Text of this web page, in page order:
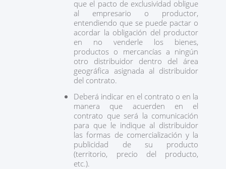
que el pacto de exclusividad obligue
al empresario o productor,
entendiendo que se puede pactar o
acordar la obligación del productor
en no venderle los bienes,
productos o mercancías a ningún
otro distribuidor dentro del área
geográfica asignada al distribuidor
del contrato.
Deberá indicar en el contrato o en la
manera que acuerden en el
contrato que será la comunicación
para que le indique al distribuidor
las formas de comercialización y la
publicidad de su producto
(territorio, precio del producto,
etc.).